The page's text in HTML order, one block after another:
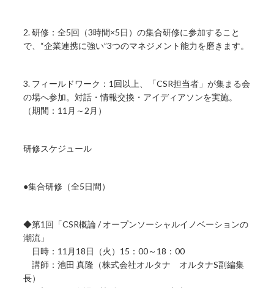
2. 研修：全5回（3時間×5日）の集合研修に参加すること
で、“企業連携に強い”3つのマネジメント能力を磨きます。
3. フィールドワーク：1回以上、「CSR担当者」が集まる会
の場へ参加。対話・情報交換・アイディアソンを実施。
（期間：11月～2月）
研修スケジュール
●集合研修（全5日間）
◆第1回「CSR概論 / オープンソーシャルイノベーションの
潮流」
日時：11月18日（火）15：00～18：00
講師：池田 真隆（株式会社オルタナ オルタナS副編集
長）